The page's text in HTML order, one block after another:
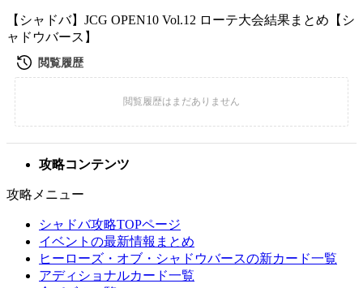
【シャドバ】JCG OPEN10 Vol.12 ローテ大会結果まとめ【シ
ャドウバース】
攻略コンテンツ
攻略メニュー
シャドバ攻略TOPページ
イベントの最新情報まとめ
ヒーローズ・オブ・シャドウバースの新カード一覧
アディショナルカード一覧